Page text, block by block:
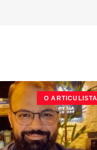
O ARTICULISTA